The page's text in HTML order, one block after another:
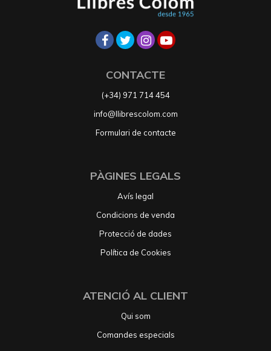
CONTACTE
(+34) 971 714 454
info@llibrescolom.com
Formulari de contacte
PÀGINES LEGALS
Avís legal
Condicions de venda
Protecció de dades
Política de Cookies
ATENCIÓ AL CLIENT
Qui som
Comandes especials